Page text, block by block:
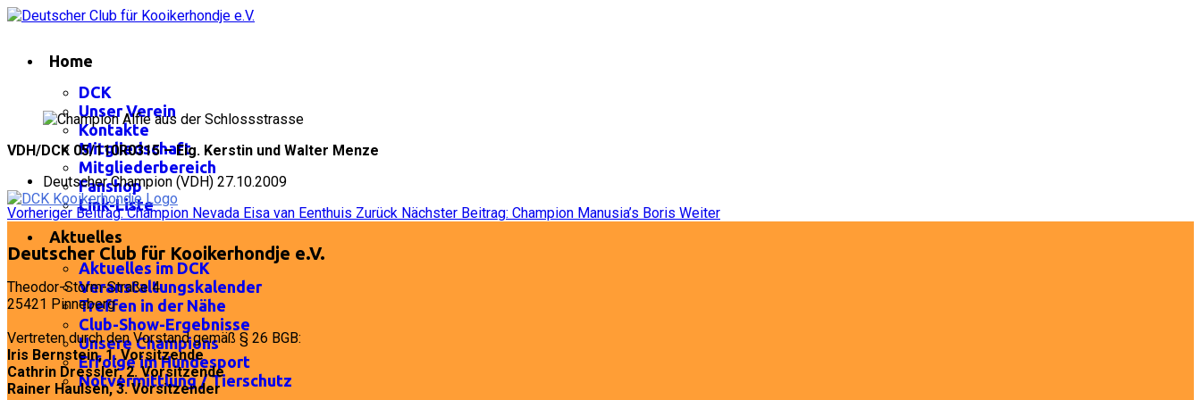
Home
DCK
Unser Verein
Kontakte
Mitgliedschaft
Mitgliederbereich
Fanshop
Link-Liste
Aktuelles
Aktuelles im DCK
Veranstaltungskalender
Treffen in der Nähe
Club-Show-Ergebnisse
Unsere Champions
Erfolge im Hundesport
Notvermittlung / Tierschutz
VDH/DCK 05/110R0315 – Eig. Kerstin und Walter Menze
Deutscher Champion (VDH) 27.10.2009
Vorheriger Beitrag: Champion Nevada Eisa van Eenthuis Zurück Nächster Beitrag: Champion Manusia’s Boris Weiter
Deutscher Club für Kooikerhondje e.V.
Theodor-Storm-Straße 4
25421 Pinneberg
Vertreten durch den Vorstand gemäß § 26 BGB:
Iris Bernstein, 1. Vorsitzende
Cathrin Dressler, 2. Vorsitzende
Rainer Haulsen, 3. Vorsitzender